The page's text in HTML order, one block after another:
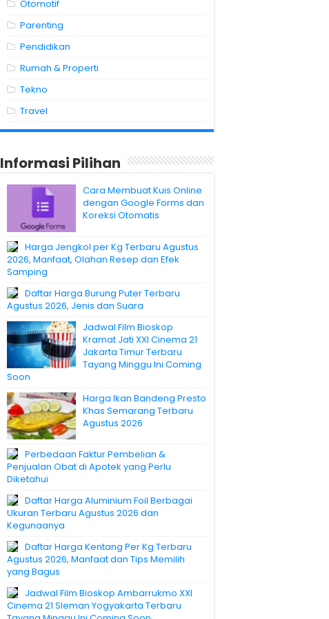
Otomotif
Parenting
Pendidikan
Rumah & Properti
Tekno
Travel
Informasi Pilihan
Cara Membuat Kuis Online
dengan Google Forms dan
Koreksi Otomatis
Harga Jengkol per Kg Terbaru Agustus
2026, Manfaat, Olahan Resep dan Efek
Samping
Daftar Harga Burung Puter Terbaru
Agustus 2026, Jenis dan Suara
Jadwal Film Bioskop
Kramat Jati XXI Cinema 21
Jakarta Timur Terbaru
Tayang Minggu Ini Coming
Soon
Harga Ikan Bandeng Presto
Khas Semarang Terbaru
Agustus 2026
Perbedaan Faktur Pembelian &
Penjualan Obat di Apotek yang Perlu
Diketahui
Daftar Harga Aluminium Foil Berbagai
Ukuran Terbaru Agustus 2026 dan
Kegunaanya
Daftar Harga Kentang Per Kg Terbaru
Agustus 2026, Manfaat dan Tips Memilih
yang Bagus
Jadwal Film Bioskop Ambarrukmo XXI
Cinema 21 Sleman Yogyakarta Terbaru